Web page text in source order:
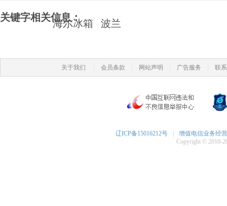
关键字相关信息：
海尔冰箱 波兰
关于我们 会员条款 网站声明 广告服务 联
辽ICP备15016212号
增值电信业务经
Copyright © 2010-